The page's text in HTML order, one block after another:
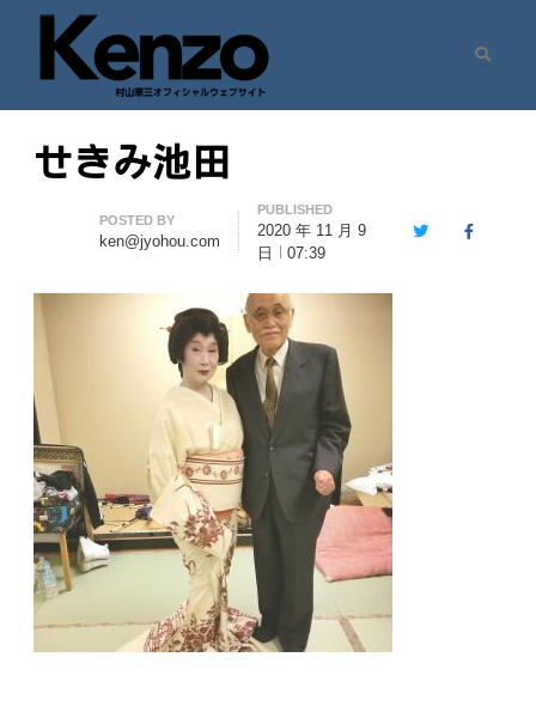
七転八起 – 村山憲三 Official Site
村山憲三ウェブサイト
せきみ池田
Author
POSTED BY
ken@jyohou.com
PUBLISHED
2020 年 11 月 9
日
07:39
TwitterFacebook